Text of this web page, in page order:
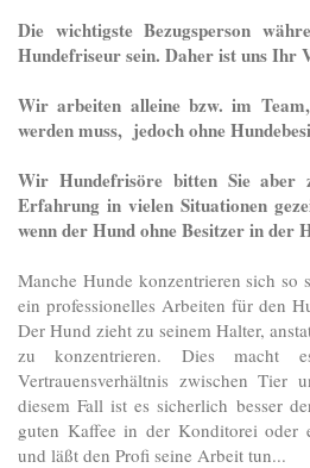
Die wichtigste Bezugsperson
Hundefriseur sein. Daher ist uns Ihr
Wir arbeiten alleine bzw. im
werden muss, jedoch ohne
Wir Hundefrisöre bitten Sie aber
Erfahrung in vielen Situationen
wenn der Hund ohne Besitzer in der
Manche Hunde konzentrieren sich so
ein professionelles Arbeiten für den
Der Hund zieht zu seinem Halter,
zu konzentrieren. Dies macht
Vertrauensverhältnis zwischen Tier
diesem Fall ist es sicherlich besser
guten Kaffee in der Konditorei oder
und läßt den Profi seine Arbeit tun...